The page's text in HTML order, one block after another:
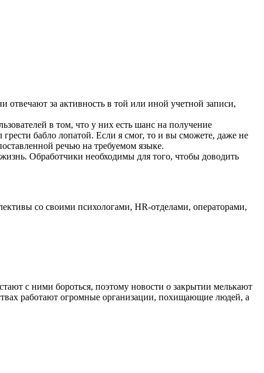
за активность в той или иной учетной записи,
в том, что у них есть шанс на получение
бабло лопатой. Если я смог, то и вы сможете, даже не
речью на требуемом языке.
Обработчики необходимы для того, чтобы доводить
со своими психологами, HR-отделами, операторами,
с ними бороться, поэтому новости о закрытии мелькают
работают огромные организации, похищающие людей, а